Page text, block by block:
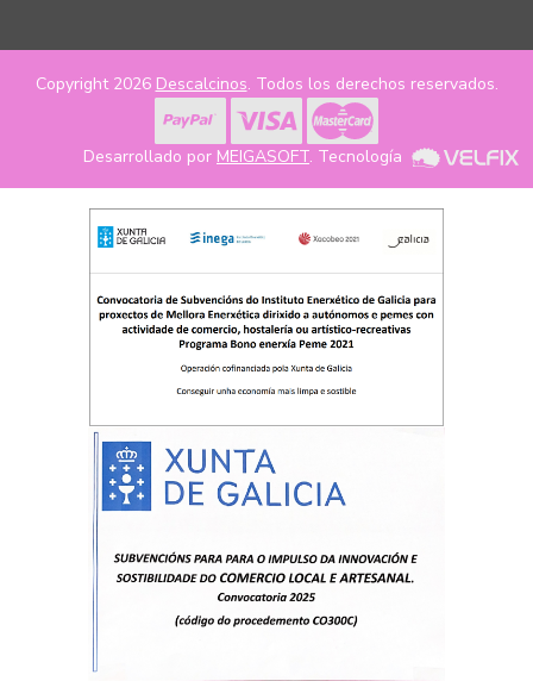
Copyright 2026 Descalcinos. Todos los derechos reservados.
Desarrollado por MEIGASOFT. Tecnología